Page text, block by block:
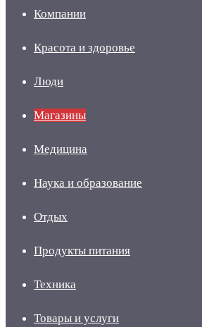
Компании
Красота и здоровье
Люди
Магазины
Медицина
Наука и образование
Отдых
Продукты питания
Техника
Товары и услуги